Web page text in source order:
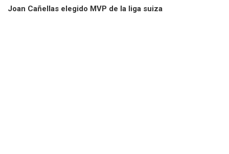
Joan Cañellas elegido MVP de la liga suiza